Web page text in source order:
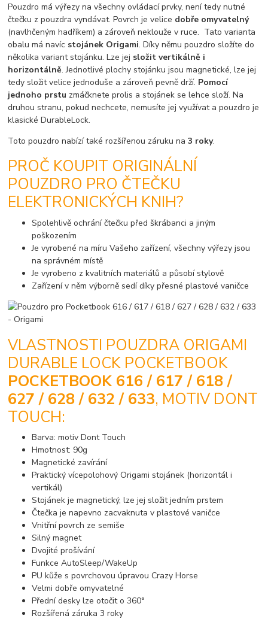
Pouzdro má výřezy na všechny ovládací prvky, není tedy nutné
čtečku z pouzdra vyndávat. Povrch je velice dobře omyvatelný
(navlhčeným hadříkem) a zároveň neklouže v ruce. Tato varianta
obalu má navíc stojánek Origami. Díky němu pouzdro složíte do
několika variant stojánku. Lze jej složit vertikálně i
horizontálně. Jednotlivé plochy stojánku jsou magnetické, lze jej
tedy složit velice jednoduše a zároveň pevně drží. Pomocí
jednoho prstu zmáčknete prolis a stojánek se lehce složí. Na
druhou stranu, pokud nechcete, nemusíte jej využívat a pouzdro je
klasické DurableLock.
Toto pouzdro nabízí také rozšířenou záruku na3 roky.
PROČ KOUPIT ORIGINÁLNÍ
POUZDRO PRO ČTEČKU
ELEKTRONICKÝCH KNIH?
Spolehlivě ochrání čtečku před škrábanci a jiným
poškozením
Je vyrobené na míru Vašeho zařízení, všechny výřezy jsou
na správném místě
Je vyrobeno z kvalitních materiálů a působí stylově
Zařízení v něm výborně sedí díky přesné plastové vaničce
VLASTNOSTI POUZDRA ORIGAMI
DURABLE LOCK POCKETBOOK
POCKETBOOK 616 / 617 / 618 /
627 / 628 / 632 / 633, MOTIV DONT
TOUCH:
Barva: motiv Dont Touch
Hmotnost: 90g
Magnetické zavírání
Praktický vícepolohový Origami stojánek (horizontál i
vertikál)
Stojánek je magnetický, lze jej složit jedním prstem
Čtečka je napevno zacvaknuta v plastové vaničce
Vnitřní povrch ze semiše
Silný magnet
Dvojité prošívání
Funkce AutoSleep/WakeUp
PU kůže s povrchovou úpravou Crazy Horse
Velmi dobře omyvatelné
Přední desky lze otočit o 360°
Rozšířená záruka 3 roky